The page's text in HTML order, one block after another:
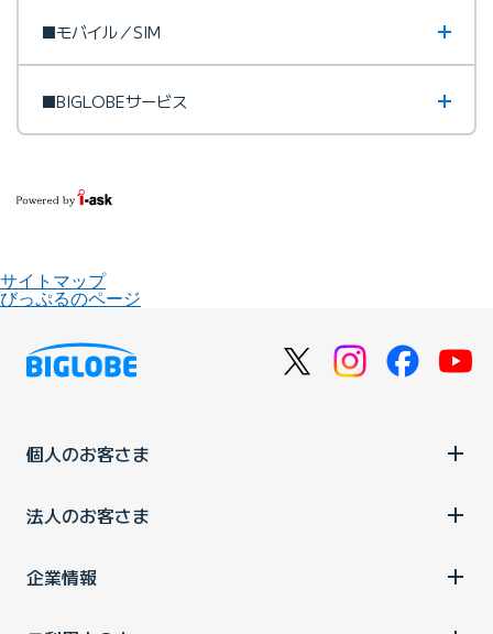
■モバイル／SIM
■BIGLOBEサービス
サイトマップ
びっぷるのページ
個人のお客さま
法人のお客さま
企業情報